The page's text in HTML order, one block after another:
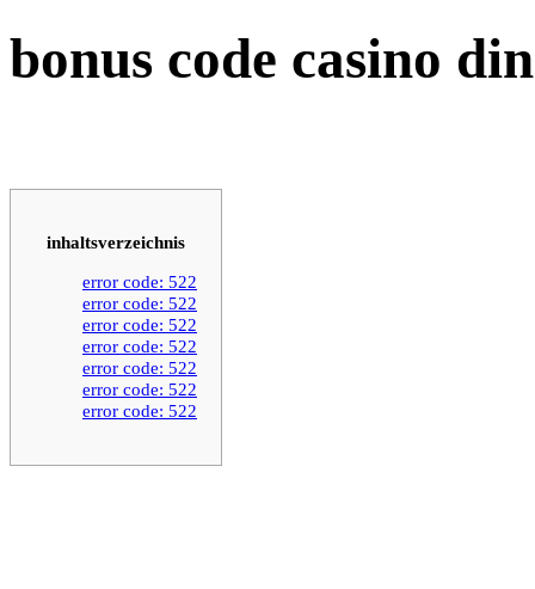
bonus code casino
inhaltsverzeichnis
error code: 522
error code: 522
error code: 522
error code: 522
error code: 522
error code: 522
error code: 522